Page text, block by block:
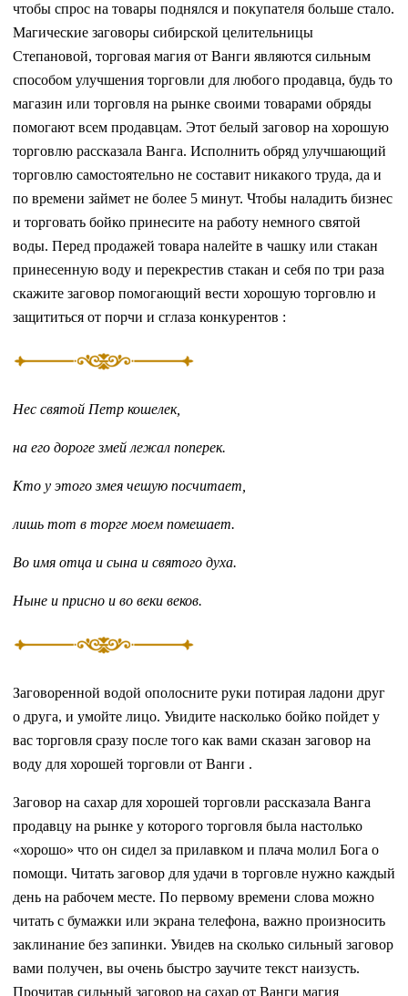
чтобы спрос на товары поднялся и покупателя больше стало.
Магические заговоры сибирской целительницы
Степановой, торговая магия от Ванги являются сильным
способом улучшения торговли для любого продавца, будь то
магазин или торговля на рынке своими товарами обряды
помогают всем продавцам. Этот белый заговор на хорошую
торговлю рассказала Ванга. Исполнить обряд улучшающий
торговлю самостоятельно не составит никакого труда, да и
по времени займет не более 5 минут. Чтобы наладить бизнес
и торговать бойко принесите на работу немного святой
воды. Перед продажей товара налейте в чашку или стакан
принесенную воду и перекрестив стакан и себя по три раза
скажите заговор помогающий вести хорошую торговлю и
защититься от порчи и сглаза конкурентов :
Нес святой Петр кошелек,
на его дороге змей лежал поперек.
Кто у этого змея чешую посчитает,
лишь тот в торге моем помешает.
Во имя отца и сына и святого духа.
Ныне и присно и во веки веков.
Заговоренной водой ополосните руки потирая ладони друг
о друга, и умойте лицо. Увидите насколько бойко пойдет у
вас торговля сразу после того как вами сказан заговор на
воду для хорошей торговли от Ванги .
Заговор на сахар для хорошей торговли рассказала Ванга
продавцу на рынке у которого торговля была настолько
«хорошо» что он сидел за прилавком и плача молил Бога о
помощи. Читать заговор для удачи в торговле нужно каждый
день на рабочем месте. По первому времени слова можно
читать с бумажки или экрана телефона, важно произносить
заклинание без запинки. Увидев на сколько сильный заговор
вами получен, вы очень быстро заучите текст наизусть.
Прочитав сильный заговор на сахар от Ванги магия